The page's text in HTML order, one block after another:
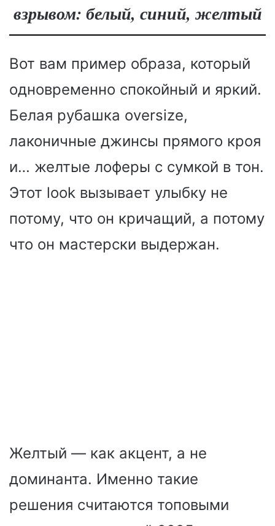
взрывом: белый, синий, желтый
Вот вам пример образа, который
одновременно спокойный и яркий.
Белая рубашка oversize,
лаконичные джинсы прямого кроя
и… желтые лоферы с сумкой в тон.
Этот look вызывает улыбку не
потому, что он кричащий, а потому
что он мастерски выдержан.
Желтый — как акцент, а не
доминанта. Именно такие
решения считаются топовыми